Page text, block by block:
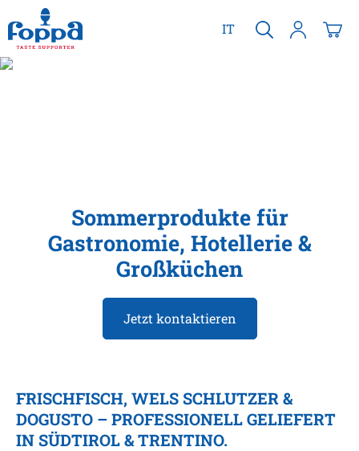
springen
IT
Sommerprodukte für
Gastronomie, Hotellerie &
Großküchen
Jetzt kontaktieren
FRISCHFISCH, WELS SCHLUTZER &
DOGUSTO – PROFESSIONELL GELIEFERT
IN SÜDTIROL & TRENTINO.